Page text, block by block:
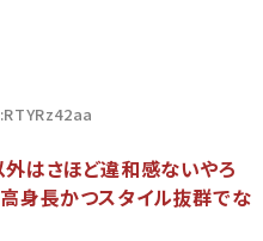
はさほど違和感ないやろ
身長かつスタイル抜群でな